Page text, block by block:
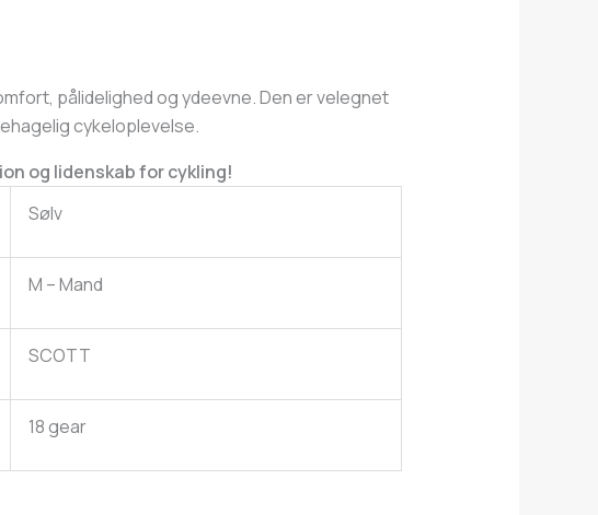
pålidelighed og ydeevne. Den er velegnet
cykeloplevelse.
og lidenskab for cykling!
Sølv
M – Mand
SCOTT
18 gear